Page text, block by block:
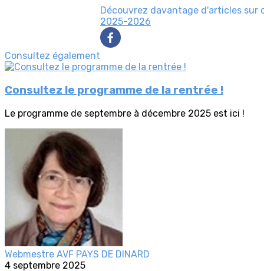
Découvrez davantage d'articles sur
2025-2026
Consultez également
Consultez le programme de la rentrée !
Le programme de septembre à décembre 2025 est ici !
Webmestre AVF PAYS DE DINARD
4 septembre 2025